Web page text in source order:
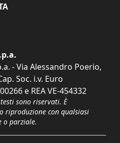
- Via Alessandro Poerio,
Soc. i.v. Euro
e REA VE-454332
sono riservati. È
riproduzione con qualsiasi
o parziale.